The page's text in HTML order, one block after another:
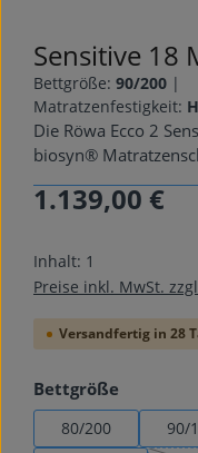
Sensitive 18
Bettgröße: 90/200 |
Matratzenfestigkeit:
Die Röwa Ecco 2
biosyn®
Regulärer Preis:
1.139,00 €
Inhalt: 1
Preise inkl. MwSt.
Versandfertig in 28
Bettgröße
80/200 90/